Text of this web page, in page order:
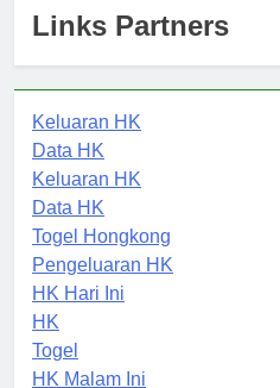
Links Partners
Keluaran HK
Data HK
Keluaran HK
Data HK
Togel Hongkong
Pengeluaran HK
HK Hari Ini
HK
Togel